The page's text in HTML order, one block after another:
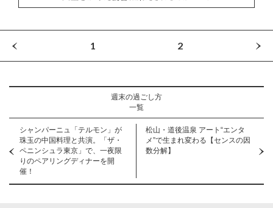
1 2
週末の過ごし方
一覧
シャンパーニュ「テルモン」が
珠玉の中国料理と共演。「ザ・
ペニンシュラ東京」で、一夜限
りのペアリングディナーを開
催！
松山・道後温泉 アート“エンタ
メ”で生まれ変わる【センスの因
数分解】